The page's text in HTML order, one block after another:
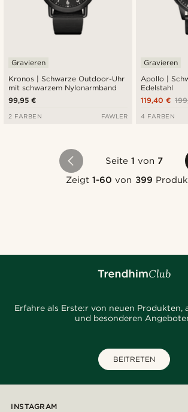
Kronos | Schwarze Outdoor-Uhr
mit schwarzem Nylonarmband
Gravieren
99,95 €
2 FARBEN FAWLER
Apollo |
Edelstahl
Gravieren
119,40 €
4 FARBEN
Seite 1 von 7
Zeigt1-60 von 399
Erfahre als Erste:r von neuen Produkten,
und besonderen
BEITRETEN
INSTAGRAM